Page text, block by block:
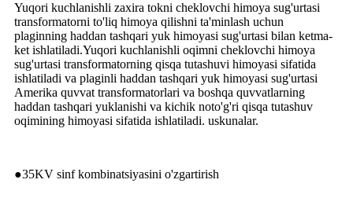
Yuqori kuchlanishli zaxira tokni cheklovchi himoya sug'urtasi
transformatorni to'liq himoya qilishni ta'minlash uchun
plaginning haddan tashqari yuk himoyasi sug'urtasi bilan ketma-
ket ishlatiladi.Yuqori kuchlanishli oqimni cheklovchi himoya
sug'urtasi transformatorning qisqa tutashuvi himoyasi sifatida
ishlatiladi va plaginli haddan tashqari yuk himoyasi sug'urtasi
Amerika quvvat transformatorlari va boshqa quvvatlarning
haddan tashqari yuklanishi va kichik noto'g'ri qisqa tutashuv
oqimining himoyasi sifatida ishlatiladi. uskunalar.
●35KV sinf kombinatsiyasini o'zgartirish